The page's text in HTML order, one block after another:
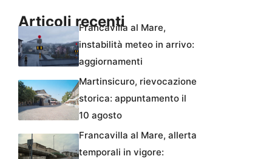
Articoli recenti
Francavilla al Mare,
instabilità meteo in arrivo:
aggiornamenti
Martinsicuro, rievocazione
storica: appuntamento il
10 agosto
Francavilla al Mare, allerta
temporali in vigore: